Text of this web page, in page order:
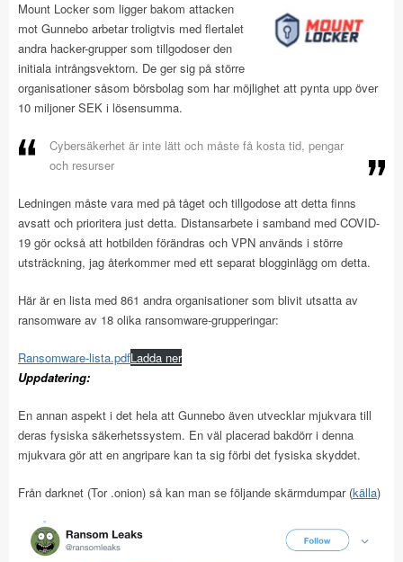
Mount Locker som ligger bakom attacken
mot Gunnebo arbetar troligtvis med flertalet
andra hacker-grupper som tillgodoser den
initiala intrångsvektorn. De ger sig på större
organisationer såsom börsbolag som har möjlighet att pynta upp över
10 miljoner SEK i lösensumma.
Cybersäkerhet är inte lätt och måste få kosta tid, pengar
och resurser
Ledningen måste vara med på tåget och tillgodose att detta finns
avsatt och prioritera just detta. Distansarbete i samband med COVID-
19 gör också att hotbilden förändras och VPN används i större
utsträckning, jag återkommer med ett separat blogginlägg om detta.
Här är en lista med 861 andra organisationer som blivit utsatta av
ransomware av 18 olika ransomware-grupperingar:
Ransomware-lista.pdfLadda ner
Uppdatering:
En annan aspekt i det hela att Gunnebo även utvecklar mjukvara till
deras fysiska säkerhetssystem. En väl placerad bakdörr i denna
mjukvara gör att en angripare kan ta sig förbi det fysiska skyddet.
Från darknet (Tor .onion) så kan man se följande skärmdumpar (källa)